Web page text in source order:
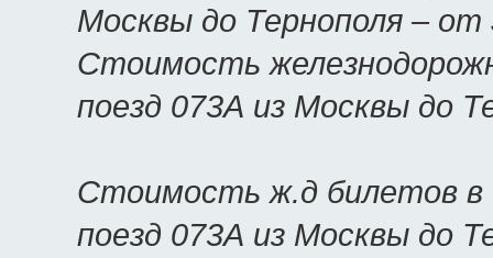
Москвы до Тернополя – от
Стоимость
поезд 073А из Москвы до
Стоимость ж.д билетов в
поезд 073А из Москвы до